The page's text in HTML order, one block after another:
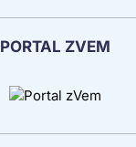
PORTAL ZVEM